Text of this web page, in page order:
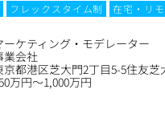
転勤なし
Web面接
ーケティングアナリスト
業会社
京都港区港南1-8-15Wビル20階
万円～730万円